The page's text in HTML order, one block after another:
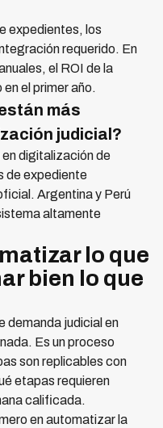
expedientes, los
requerido. En
el ROI de la
el primer año.
más
judicial?
digitalización de
de expediente
Argentina y Perú
altamente
lo que
bien lo que
demanda judicial en
Es un proceso
son replicables con
etapas requieren
calificada.
en automatizar la